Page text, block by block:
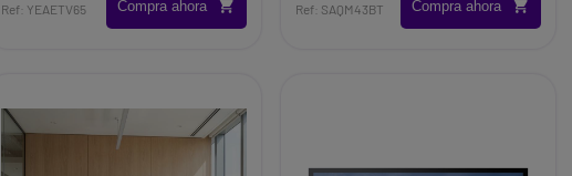
Ref: YEAETV65 Compra ahora Ref: SAQM43BT Compra ahora